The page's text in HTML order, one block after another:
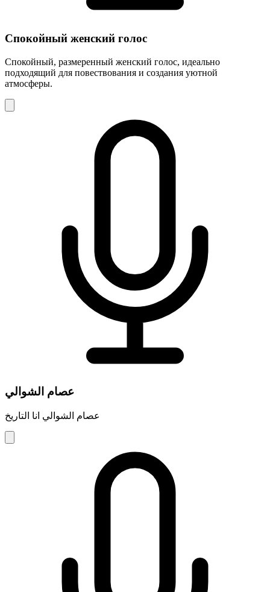
Спокойный женский голос
Спокойный, размеренный женский голос, идеально
подходящий для повествования и создания уютной
атмосферы.
عصام الشوالي
عصام الشوالي انا التاريخ